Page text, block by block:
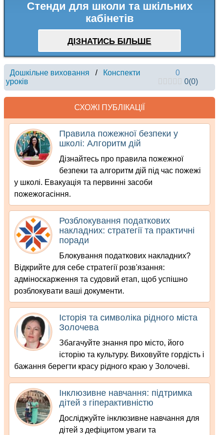
Стенди для школи та шкільних
кабінетів
ДІЗНАТИСЬ БІЛЬШЕ
Дошкільне виховання /
Конспекти
уроків
0
0(0)
СХОЖІ ПУБЛІКАЦІЇ
Правила пожежної безпеки у
школі: Алгоритм дій
Дізнайтесь про правила пожежної
безпеки та алгоритм дій під час пожежі
у школі. Евакуація та первинні засоби
пожежогасіння.
Розблокування податкових
накладних: стратегії та практичні
поради
Блокування податкових накладних?
Відкрийте для себе стратегії розв'язання:
адміноскарження та судовий етап, щоб успішно
розблокувати ваші документи.
Історія та символіка рідного міста
Золочева
Збагачуйте знання про місто, його
історію та культуру. Виховуйте гордість і
бажання берегти красу рідного краю у Золочеві.
Інклюзивне навчання: підтримка
дітей з гіперактивністю
Досліджуйте інклюзивне навчання для
дітей з дефіцитом уваги та